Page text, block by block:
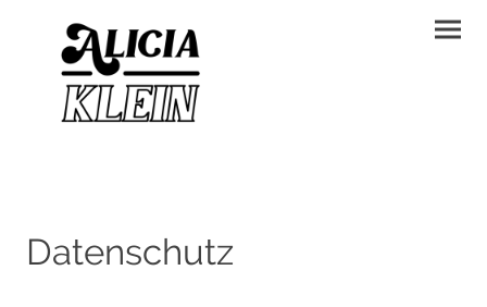
Datenschutz